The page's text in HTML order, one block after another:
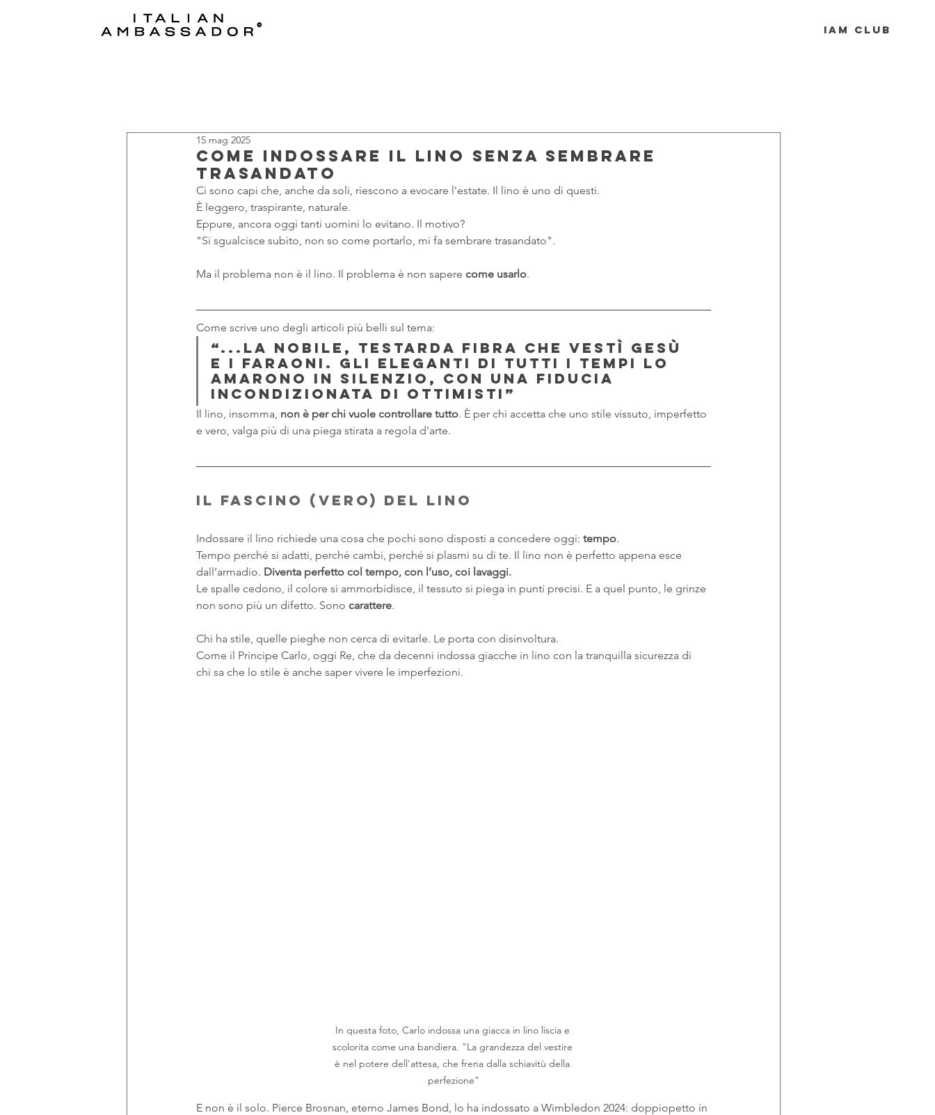
IAM Club
Come indossare il lino senza sembrare
trasandato
15 mag 2025
Ci sono capi che, anche da soli, riescono a evocare l'estate. Il lino è uno di questi.
È leggero, traspirante, naturale.
Eppure, ancora oggi tanti uomini lo evitano. Il motivo?
"Si sgualcisce subito, non so come portarlo, mi fa sembrare trasandato".
Ma il problema non è il lino. Il problema è non sapere come usarlo.
Come scrive uno degli articoli più belli sul tema:
“...La nobile, testarda fibra che vestì Gesù
e i faraoni. Gli eleganti di tutti i tempi lo
amarono in silenzio, con una fiducia
incondizionata di ottimisti”
Il lino, insomma, non è per chi vuole controllare tutto. È per chi accetta che uno stile vissuto, imperfetto
e vero, valga più di una piega stirata a regola d'arte.
Il fascino (vero) del lino
Indossare il lino richiede una cosa che pochi sono disposti a concedere oggi: tempo.
Tempo perché si adatti, perché cambi, perché si plasmi su di te. Il lino non è perfetto appena esce
dall’armadio. Diventa perfetto col tempo, con l’uso, coi lavaggi.
Le spalle cedono, il colore si ammorbidisce, il tessuto si piega in punti precisi. E a quel punto, le grinze
non sono più un difetto. Sono carattere.
Chi ha stile, quelle pieghe non cerca di evitarle. Le porta con disinvoltura.
Come il Principe Carlo, oggi Re, che da decenni indossa giacche in lino con la tranquilla sicurezza di
chi sa che lo stile è anche saper vivere le imperfezioni.
In questa foto, Carlo indossa una giacca in lino liscia e
scolorita come una bandiera. "La grandezza del vestire
è nel potere dell'attesa, che frena dalla schiavitù della
perfezione"
E non è il solo. Pierce Brosnan, eterno James Bond, lo ha indossato a Wimbledon 2024: doppiopetto in